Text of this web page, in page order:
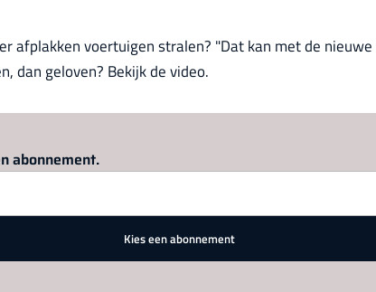
afplakken voertuigen stralen? "Dat kan met de nieuwe
dan geloven? Bekijk de video.
abonnement.
Kies een abonnement